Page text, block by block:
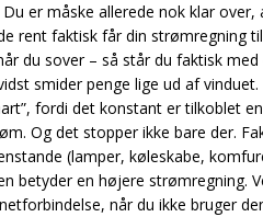
er måske allerede nok klar
rent faktisk får din strømregning
du sover – så står du faktisk
smider penge lige ud af
fordi det konstant er tilkoblet
Og det stopper ikke bare der.
(lamper, køleskabe,
betyder en højere strømregning.
når du ikke bruger